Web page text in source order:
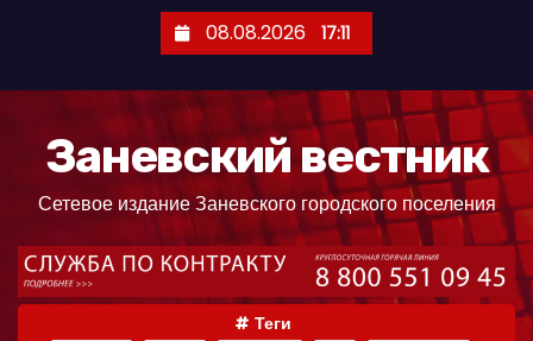
08.08.2026 17:11
Заневский вестник
Сетевое издание Заневского городского поселения
Теги